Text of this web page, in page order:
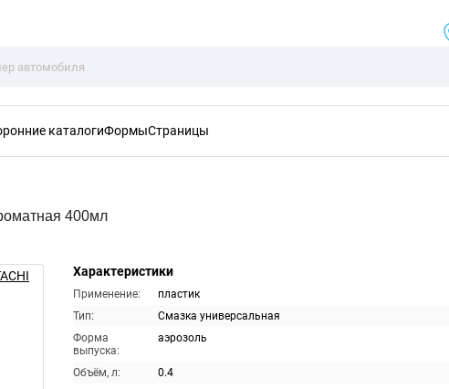
каталогиФормыСтраницы
400мл
Характеристики
Применение:
пластик
Тип:
Смазка универсальная
Форма
выпуска:
аэрозоль
Объём, л:
0.4